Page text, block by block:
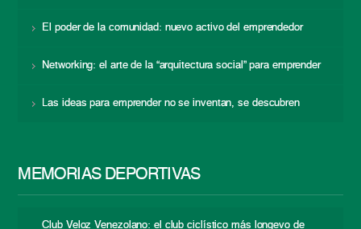
El poder de la comunidad: nuevo activo del emprendedor
Networking: el arte de la “arquitectura social” para emprender
Las ideas para emprender no se inventan, se descubren
MEMORIAS DEPORTIVAS
Club Veloz Venezolano: el club ciclístico más longevo de